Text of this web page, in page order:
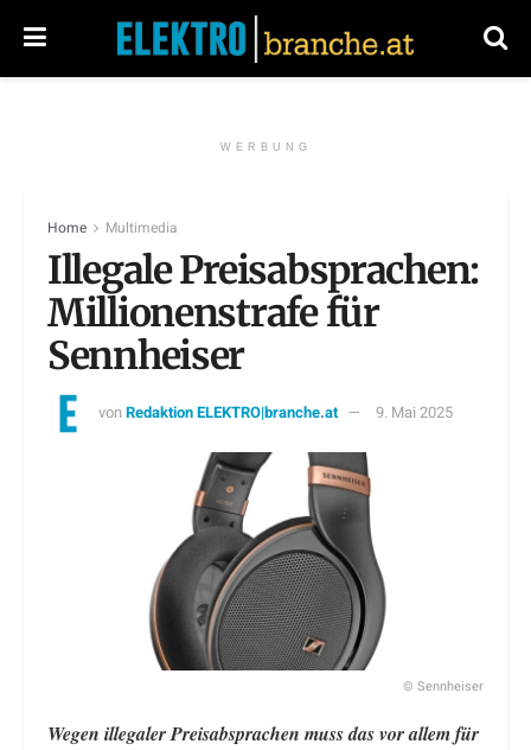
WERBUNG
Home Multimedia
Illegale Preisabsprachen:
Millionenstrafe für
Sennheiser
vonRedaktion ELEKTRO|branche.at 9. Mai 2025
© Sennheiser
Wegen illegaler Preisabsprachen muss das vor allem für